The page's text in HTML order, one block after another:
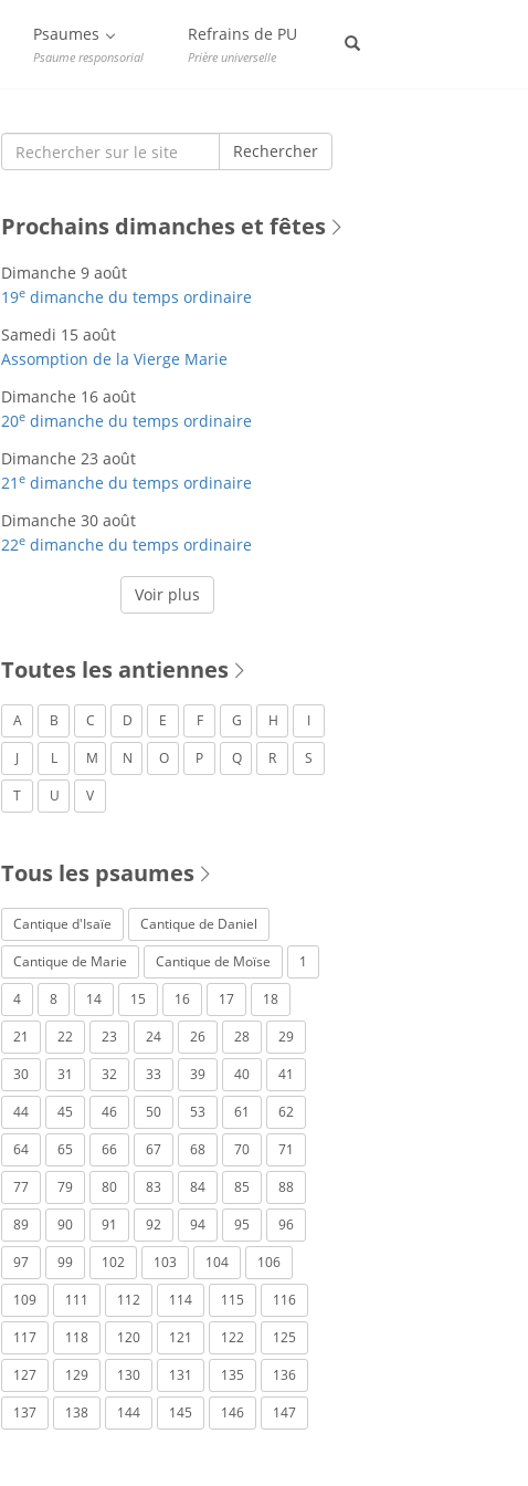
Psaumes
Psaume responsorial
Refrains de PU
Prière universelle
Search
for:
Rechercher
Prochains dimanches et fêtes
Dimanche 9 août
19e dimanche du temps ordinaire
Samedi 15 août
Assomption de la Vierge Marie
Dimanche 16 août
20e dimanche du temps ordinaire
Dimanche 23 août
21 e dimanche du temps ordinaire
Dimanche 30 août
22e dimanche du temps ordinaire
Voir plus
Toutes les antiennes
A B C D E F G H
I
J
L M N O P Q R
S
T
U V
Tous les psaumes
Cantique d'Isaïe
Cantique de Daniel
Cantique de Marie
Cantique de Moïse
1
4
8 14 15 16 17
18
21
22 23 24 26 28
29
30
31 32 33 39 40
41
44
45 46 50 53 61
62
64
65 66 67 68 70
71
77
79 80 83 84 85
88
89
90 91 92 94 95
96
97
99 102 103 104
106
109
111 112 114 115
116
117
118 120 121 122
125
127
129 130 131 135
136
137
138 144 145 146 147